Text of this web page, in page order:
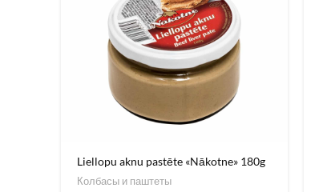
Liellopu aknu pastēte «Nākotne» 180g
Колбасы и паштеты